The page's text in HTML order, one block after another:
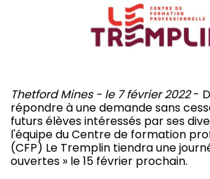
Thetford Mines - le 7 février 2022-
répondre à une demande sans
futurs élèves intéressés par ses
l'équipe du Centre de formation
(CFP) Le Tremplin tiendra une
ouvertes » le 15 février prochain.